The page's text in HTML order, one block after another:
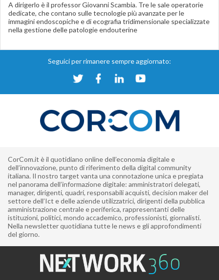
A dirigerlo è il professor Giovanni Scambia. Tre le sale operatorie
dedicate, che contano sulle tecnologie più avanzate per le
immagini endoscopiche e di ecografia tridimensionale specializzate
nella gestione delle patologie endouterine
Seguici per rimanere sempre aggiornato:
CorCom.it è il quotidiano online dell’economia digitale e
dell’innovazione, punto di riferimento della digital community
italiana. Il nostro target vanta una connotazione unica e pregiata
nel panorama dell’informazione digitale: amministratori delegati,
manager, dirigenti, quadri, responsabili acquisti, decision maker del
settore dell’Ict e delle aziende utilizzatrici, dirigenti della pubblica
amministrazione centrale e periferica, rappresentanti delle
istituzioni, politici, mondo accademico, professionisti, giornalisti.
Nella newsletter quotidiana tutte le news e gli approfondimenti
del giorno.